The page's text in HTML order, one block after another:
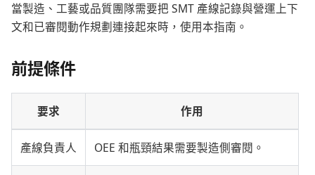
當製造、工藝或品質團隊需要把 SMT 產線記錄與營運上下
文和已審閱動作規劃連接起來時，使用本指南。
前提條件
要求 作用
產線負責人 OEE 和瓶頸結果需要製造側審閱。